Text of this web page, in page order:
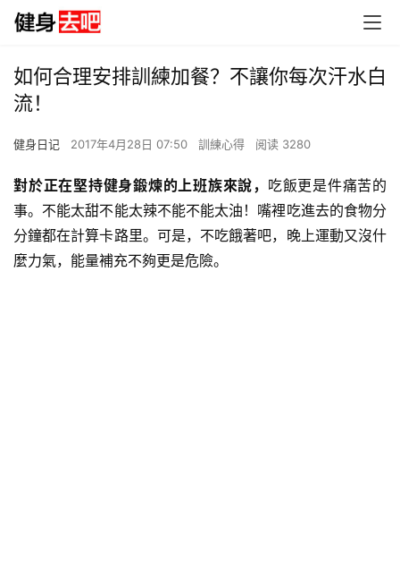
如何合理安排訓練加餐？不讓你每次汗水白
流！
健身日记 2017年4月28日 07:50 訓練心得 阅读 3280
對於正在堅持健身鍛煉的上班族來說， 吃飯更是件痛苦的
事。不能太甜不能太辣不能不能太油！嘴裡吃進去的食物分
分鐘都在計算卡路里。可是，不吃餓著吧，晚上運動又沒什
麼力氣，能量補充不夠更是危險。